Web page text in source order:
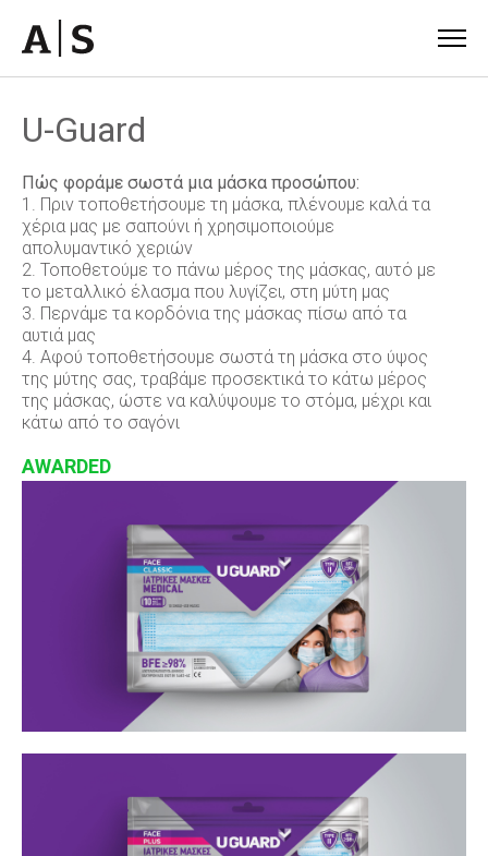
U-Guard
Πώς φοράμε σωστά μια μάσκα προσώπου:
1. Πριν τοποθετήσoυμε τη μάσκα, πλένουμε καλά τα
χέρια μας με σαπούνι ή χρησιμοποιούμε
απολυμαντικό χεριών
2. Τοποθετούμε το πάνω μέρος της μάσκας, αυτό με
το μεταλλικό έλασμα που λυγίζει, στη μύτη μας
3. Περνάμε τα κορδόνια της μάσκας πίσω από τα
αυτιά μας
4. Αφού τοποθετήσουμε σωστά τη μάσκα στο ύψος
της μύτης σας, τραβάμε προσεκτικά το κάτω μέρος
της μάσκας, ώστε να καλύψουμε το στόμα, μέχρι και
κάτω από το σαγόνι
AWARDED